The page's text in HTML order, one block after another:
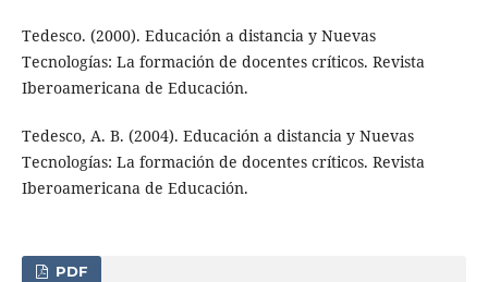
Tedesco. (2000). Educación a distancia y Nuevas
Tecnologías: La formación de docentes críticos. Revista
Iberoamericana de Educación.
Tedesco, A. B. (2004). Educación a distancia y Nuevas
Tecnologías: La formación de docentes críticos. Revista
Iberoamericana de Educación.
PDF